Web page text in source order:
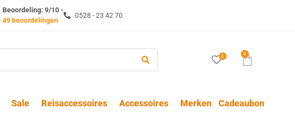
Beoordeling: 9/10 -
49 beoordelingen
0528 - 23 42 70
0 0
Sale Reisaccessoires Accessoires Merken Cadeaubon